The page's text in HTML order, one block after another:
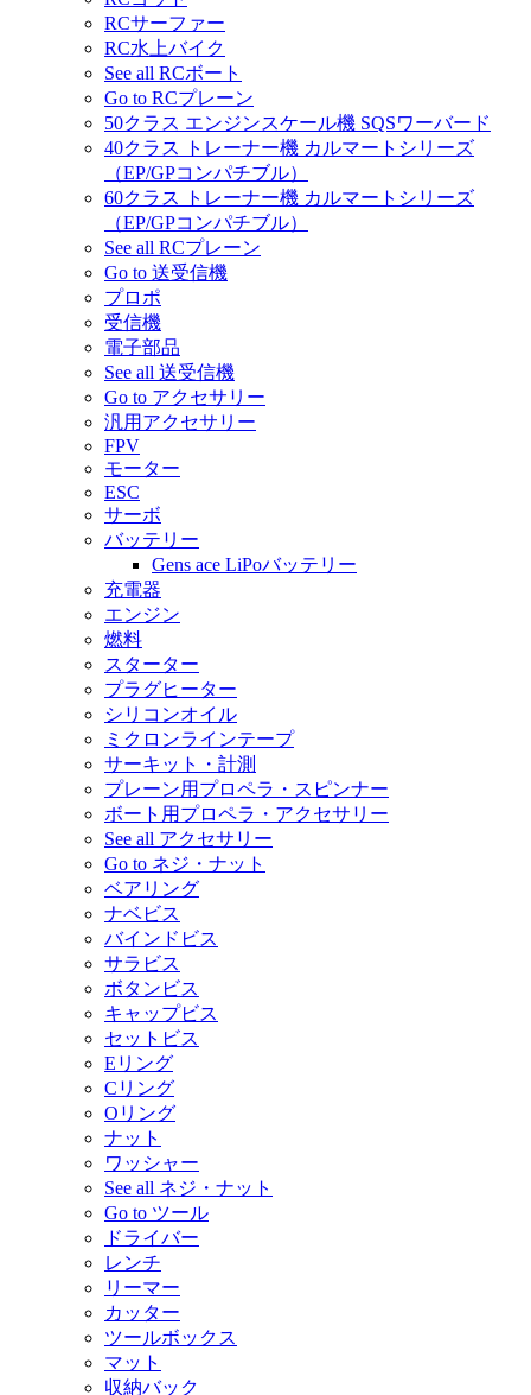
RCサーファー
RC水上バイク
See all RCボート
Go to RCプレーン
50クラス エンジンスケール機 SQSワーバード
40クラス トレーナー機 カルマートシリーズ
（EP/GPコンパチブル）
60クラス トレーナー機 カルマートシリーズ
（EP/GPコンパチブル）
See all RCプレーン
Go to 送受信機
プロポ
受信機
電子部品
See all 送受信機
Go to アクセサリー
汎用アクセサリー
FPV
モーター
ESC
サーボ
バッテリー
Gens ace LiPoバッテリー
充電器
エンジン
燃料
スターター
プラグヒーター
シリコンオイル
ミクロンラインテープ
サーキット・計測
プレーン用プロペラ・スピンナー
ボート用プロペラ・アクセサリー
See all アクセサリー
Go to ネジ・ナット
ベアリング
ナベビス
バインドビス
サラビス
ボタンビス
キャップビス
セットビス
Eリング
Cリング
Oリング
ナット
ワッシャー
See all ネジ・ナット
Go to ツール
ドライバー
レンチ
リーマー
カッター
ツールボックス
マット
収納バック